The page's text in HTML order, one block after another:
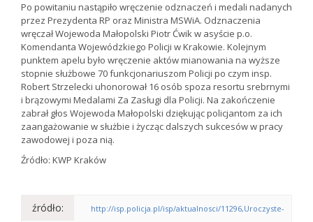
Po powitaniu nastąpiło wręczenie odznaczeń i medali nadanych
przez Prezydenta RP oraz Ministra MSWiA. Odznaczenia
wręczał Wojewoda Małopolski Piotr Ćwik w asyście p.o.
Komendanta Wojewódzkiego Policji w Krakowie. Kolejnym
punktem apelu było wręczenie aktów mianowania na wyższe
stopnie służbowe 70 funkcjonariuszom Policji po czym insp.
Robert Strzelecki uhonorował 16 osób spoza resortu srebrnymi
i brązowymi Medalami Za Zasługi dla Policji. Na zakończenie
zabrał głos Wojewoda Małopolski dziękując policjantom za ich
zaangażowanie w służbie i życząc dalszych sukcesów w pracy
zawodowej i poza nią.
Źródło: KWP Kraków
źródło:
http://isp.policja.pl/isp/aktualnosci/11296,Uroczyste-